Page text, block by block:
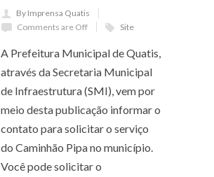
By Imprensa Quatis
Comments are Off
Site
A Prefeitura Municipal de Quatis,
através da Secretaria Municipal
de Infraestrutura (SMI), vem por
meio desta publicação informar o
contato para solicitar o serviço
do Caminhão Pipa no município.
Você pode solicitar o